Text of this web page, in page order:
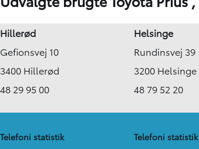
Hillerød
Gefionsvej 10
3400 Hillerød
48 29 95 00
Helsinge
Rundinsvej 39
3200 Helsinge
48 79 52 20
Telefoni statistik
Telefoni statistik